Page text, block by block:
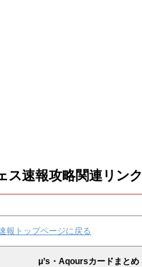
ス速報攻略関連リンク
報トップページに戻る
μ’s・Aqoursカードまとめ